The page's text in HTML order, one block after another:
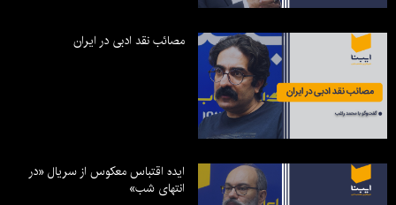
مصائب نقد ادبی در ایران
ایده اقتباس معکوس از سریال «در
انتهای شب»